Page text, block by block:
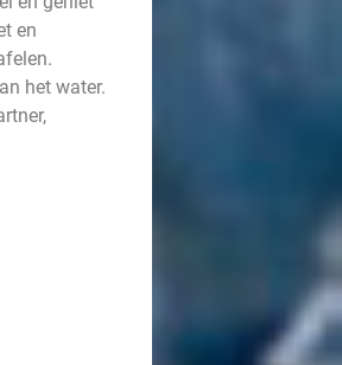
en
het water.